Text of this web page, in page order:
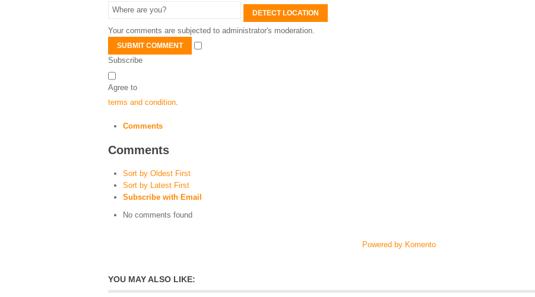
DETECT LOCATION
Your comments are subjected to administrator's moderation.
SUBMIT COMMENT
Subscribe
Agree to
terms and condition
Comments
Comments
Sort by Oldest First
Sort by Latest First
Subscribe with Email
No comments found
Powered by Komento
YOU MAY ALSO LIKE: